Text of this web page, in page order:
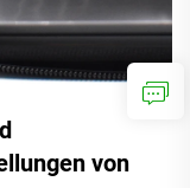
von